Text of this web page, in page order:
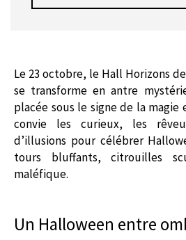
Le 23 octobre, le Hall Horizons
se transforme en antre
placée sous le signe de la magie
convie les curieux, les
d’illusions pour célébrer
tours bluffants, citrouilles
maléfique.
Un Halloween entre